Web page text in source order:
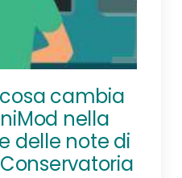
cambia
nella
delle note di